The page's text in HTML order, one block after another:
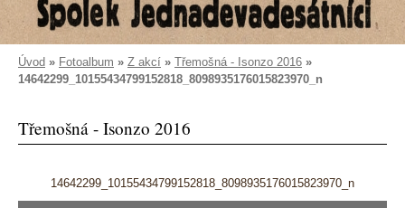
Úvod » Fotoalbum » Z akcí » Třemošná - Isonzo 2016 »
14642299_10155434799152818_8098935176015823970_n
Třemošná - Isonzo 2016
14642299_10155434799152818_8098935176015823970_n